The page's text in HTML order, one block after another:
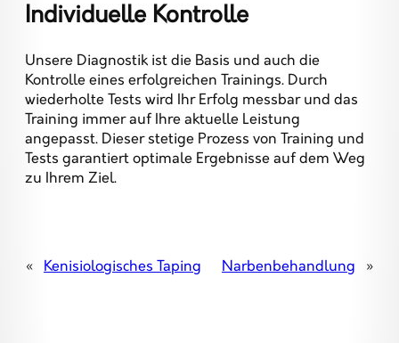
Individuelle Kontrolle
Unsere Diagnostik ist die Basis und auch die
Kontrolle eines erfolgreichen Trainings. Durch
wiederholte Tests wird Ihr Erfolg messbar und das
Training immer auf Ihre aktuelle Leistung
angepasst. Dieser stetige Prozess von Training und
Tests garantiert optimale Ergebnisse auf dem Weg
zu Ihrem Ziel.
« Kenisiologisches Taping Narbenbehandlung »